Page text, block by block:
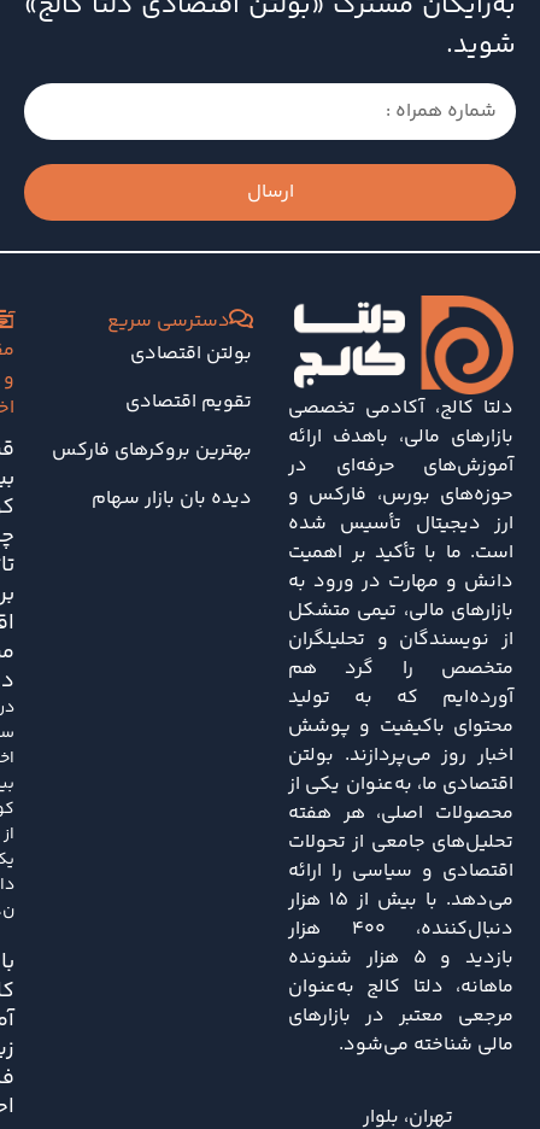
شوید.
ارسال
دلتا کالج، آکادمی تخصصی
بازارهای مالی، باهدف ارائه
آموزش‌های حرفه‌ای در
حوزه‌های بورس، فارکس و
ارز دیجیتال تأسیس شده
است. ما با تأکید بر اهمیت
دانش و مهارت در ورود به
بازارهای مالی، تیمی متشکل
از نویسندگان و تحلیلگران
متخصص را گرد هم
آورده‌ایم که به تولید
محتوای باکیفیت و پوشش
اخبار روز می‌پردازند. بولتن
اقتصادی ما، به‌عنوان یکی از
محصولات اصلی، هر هفته
تحلیل‌های جامعی از تحولات
اقتصادی و سیاسی را ارائه
می‌دهد. با بیش از ۱۵ هزار
دنبال‌کننده، ۴۰۰ هزار
بازدید و ۵ هزار شنونده
ماهانه، دلتا کالج به‌عنوان
مرجعی معتبر در بازارهای
مالی شناخته می‌شود.
تهران، بلوار
دسترسی سریع
بولتن اقتصادی
تقویم اقتصادی
بهترین بروکرهای فارکس
دیده بان بازار سهام
و
بر
در
از